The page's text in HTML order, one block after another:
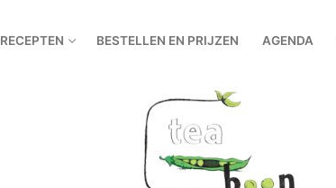
RECEPTEN BESTELLEN EN PRIJZEN AGENDA